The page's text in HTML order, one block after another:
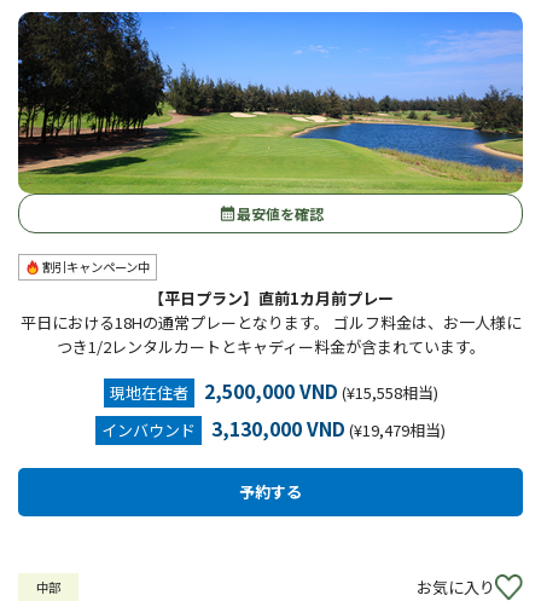
calendar_month最安値を確認
割引キャンペーン中
【平日プラン】直前1カ月前プレー
平日における18Hの通常プレーとなります。 ゴルフ料金は、お一人様に
つき1/2レンタルカートとキャディー料金が含まれています。
現地在住者
2,500,000 VND (¥15,558相当)
インバウンド
3,130,000 VND (¥19,479相当)
中部 お気に入り